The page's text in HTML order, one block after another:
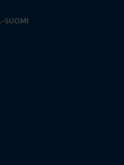
SUOMI